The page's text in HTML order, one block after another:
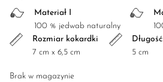
Materiał I
100 % jedwab naturalny
Rozmiar kokardki
7 cm x 6,5 cm
5 cm
Brak w magazynie